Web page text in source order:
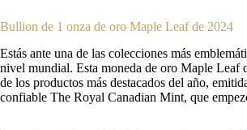
Bullion de 1 onza de oro Maple Leaf de 2024
Estás ante una de las colecciones más
nivel mundial. Esta moneda de oro Maple Leaf
de los productos más destacados del año,
confiable The Royal Canadian Mint, que